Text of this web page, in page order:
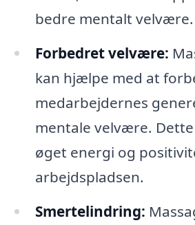
bedre mentalt velvære.
Forbedret velvære:
kan hjælpe med at
medarbejdernes
mentale velvære.
øget energi og
arbejdspladsen.
Smertelindring: